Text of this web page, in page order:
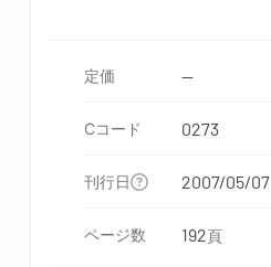
定価 --
Cコード 0273
刊行日 2007/05/07
ページ数 192頁